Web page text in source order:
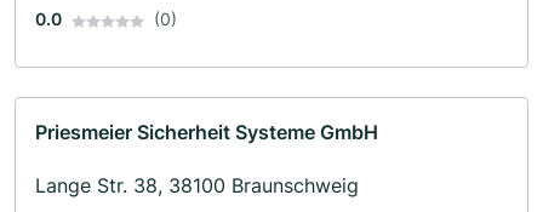
0.0 (0)
Priesmeier Sicherheit Systeme GmbH
Lange Str. 38, 38100 Braunschweig